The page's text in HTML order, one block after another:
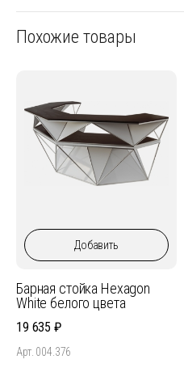
Похожие товары
Добавить
Барная стойка Hexagon
White белого цвета
19 635
Арт. 004.376